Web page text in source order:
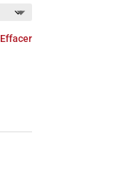
Effacer